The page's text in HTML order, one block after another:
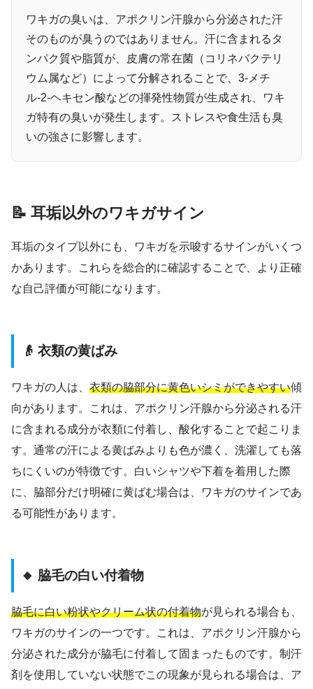
ワキガの臭いは、アポクリン汗腺から分泌された汗
そのものが臭うのではありません。汗に含まれるタ
ンパク質や脂質が、皮膚の常在菌（コリネバクテリ
ウム属など）によって分解されることで、3-メチ
ル-2-ヘキセン酸などの揮発性物質が生成され、ワキ
ガ特有の臭いが発生します。ストレスや食生活も臭
いの強さに影響します。
📝 耳垢以外のワキガサイン
耳垢のタイプ以外にも、ワキガを示唆するサインがいくつ
かあります。これらを総合的に確認することで、より正確
な自己評価が可能になります。
👴 衣類の黄ばみ
ワキガの人は、 衣類の脇部分に黄色いシミができやすい傾
向があります。これは、アポクリン汗腺から分泌される汗
に含まれる成分が衣類に付着し、酸化することで起こりま
す。通常の汗による黄ばみよりも色が濃く、洗濯しても落
ちにくいのが特徴です。白いシャツや下着を着用した際
に、脇部分だけ明確に黄ばむ場合は、ワキガのサインであ
る可能性があります。
🔸 脇毛の白い付着物
脇毛に白い粉状やクリーム状の付着物が見られる場合も、
ワキガのサインの一つです。これは、アポクリン汗腺から
分泌された成分が脇毛に付着して固まったものです。制汗
剤を使用していない状態でこの現象が見られる場合は、ア